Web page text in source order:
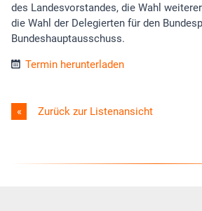
des Landesvorstandes, die Wahl
die Wahl der Delegierten für den
Bundeshauptausschuss.
Termin herunterladen
Zurück zur Listenansicht